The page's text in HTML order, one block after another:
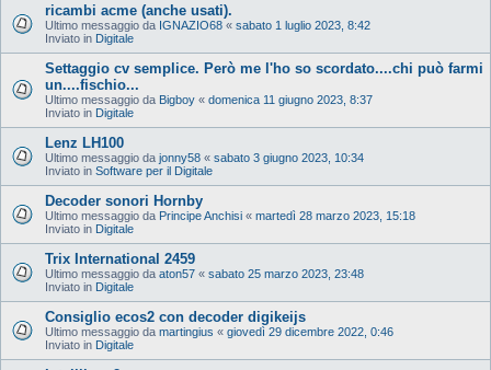
ricambi acme (anche usati).
Ultimo messaggio da IGNAZIO68 « sabato 1 luglio 2023, 8:42
Inviato in Digitale
Settaggio cv semplice. Però me l'ho so scordato....chi può farmi
un....fischio...
Ultimo messaggio da Bigboy « domenica 11 giugno 2023, 8:37
Inviato in Digitale
Lenz LH100
Ultimo messaggio da jonny58 « sabato 3 giugno 2023, 10:34
Inviato in Software per il Digitale
Decoder sonori Hornby
Ultimo messaggio da Principe Anchisi « martedì 28 marzo 2023, 15:18
Inviato in Digitale
Trix International 2459
Ultimo messaggio da aton57 « sabato 25 marzo 2023, 23:48
Inviato in Digitale
Consiglio ecos2 con decoder digikeijs
Ultimo messaggio da martingius « giovedì 29 dicembre 2022, 0:46
Inviato in Digitale